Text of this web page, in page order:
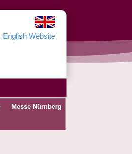
Website
Messe Nürnberg